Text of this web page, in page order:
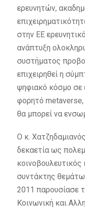
ερευνητών,
στην ΕΕ
ανάπτυξη
συστήματος
επιχειρηθεί η
ψηφιακό κόσμο σε
φορητό
θα μπορεί να
Ο κ.
δεκαετία ως
κοινοβουλευτικός
συντάκτης
2011 παρουσίασε
Κοινωνική και